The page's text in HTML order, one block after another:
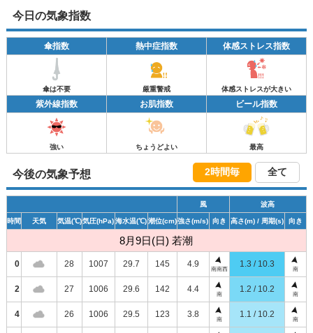
今日の気象指数
傘指数 熱中症指数 体感ストレス指数
傘は不要 厳重警戒 体感ストレスが大きい
紫外線指数 お肌指数 ビール指数
強い ちょうどよい 最高
今後の気象予想 2時間毎 全て
風 波高
時間 天気 気温(℃)気圧(hPa) 海水温(℃)潮位(cm)強さ(m/s) 向き 高さ(m)/ 周期(s) 向き
8月9日(日) 若潮
0 28 1007 29.7 145 4.9
南南西
1.3 / 10.3
南
2 27 1006 29.6 142 4.4
南
1.2 / 10.2
南
4 26 1006 29.5 123 3.8
南
1.1 / 10.2
南